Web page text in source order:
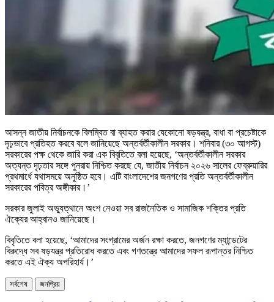
আসন্ন জাতীয় নির্বাচনকে বিলম্বিত বা ব্যাহত করার যেকোনো ষড়যন্ত্র, বাধা বা প্রচেষ্টাকে
দৃঢ়ভাবে প্রতিহত করবে বলে জানিয়েছে অন্তর্বর্তীকালীন সরকার। শনিবার (৩০ আগস্ট)
সরকারের পক্ষ থেকে জারি করা এক বিবৃতিতে বলা হয়েছে, ‘অন্তর্বর্তীকালীন সরকার
অত্যন্ত দৃঢ়তার সঙ্গে পুনরায় নিশ্চিত করছে যে, জাতীয় নির্বাচন ২০২৬ সালের ফেব্রুয়ারির
প্রথমার্ধে যথাসময়ে অনুষ্ঠিত হবে। এটি বাংলাদেশের জনগণের প্রতি অন্তর্বর্তীকালীন
সরকারের পবিত্র অঙ্গীকার।’
সরকার জুলাই অভ্যুত্থানে অংশ নেওয়া সব রাজনৈতিক ও সামাজিক শক্তির প্রতি
ঐক্যের আহ্বানও জানিয়েছে।
বিবৃতিতে বলা হয়েছে, ‘আমাদের সংগ্রামের অর্জন রক্ষা করতে, জনগণের ম্যান্ডেটের
বিরুদ্ধে সব ষড়যন্ত্র প্রতিরোধ করতে এবং গণতন্ত্রে আমাদের সফল রূপান্তর নিশ্চিত
করতে এই ঐক্য অপরিহার্য।’
সর্বশেষ জনপ্রিয়